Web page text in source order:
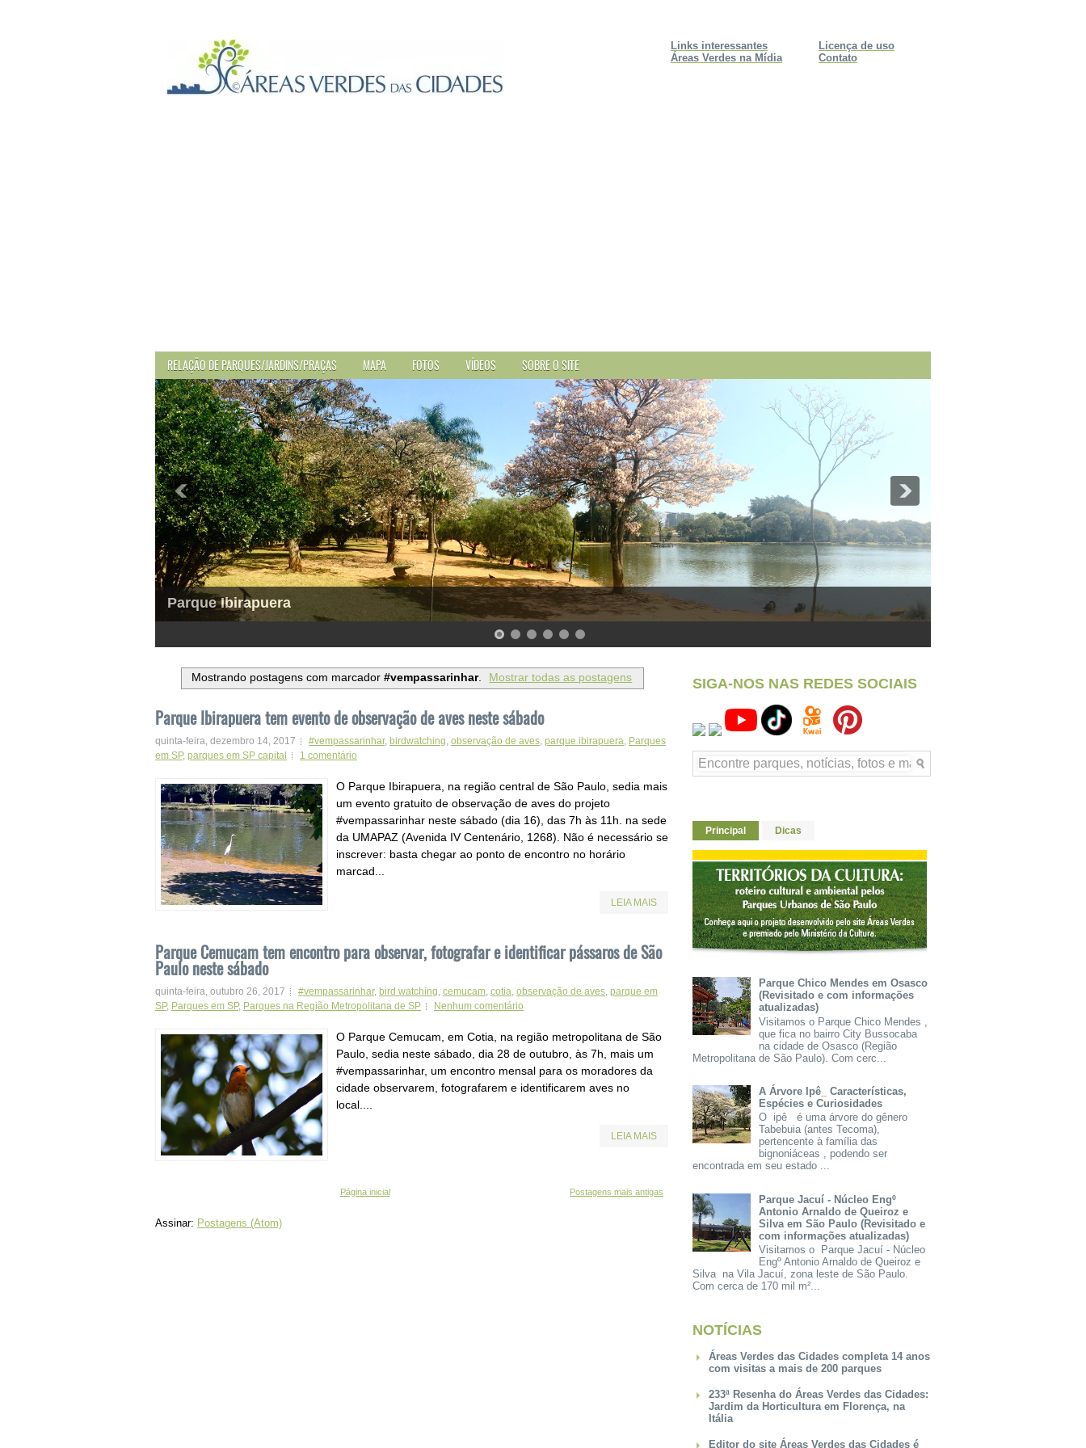
Licença de uso
Contato
Links interessantes
Áreas Verdes na Mídia
RELAÇÃO DE PARQUES/JARDINS/PRAÇAS MAPA FOTOS VÍDEOS SOBRE O SITE
Parque Ibirapuera
Mostrando postagens com marcador #vempassarinhar. Mostrar todas as postagens
Parque Ibirapuera tem evento de observação de aves neste sábado
quinta-feira, dezembro 14, 2017 #vempassarinhar, birdwatching observação de aves parque ibirapuera Parques
em SP, parques em SP capital 1 comentário
O Parque Ibirapuera, na região central de São Paulo, sedia mais
um evento gratuito de observação de aves do projeto
#vempassarinhar neste sábado (dia 16), das 7h às 11h. na sede
da UMAPAZ (Avenida IV Centenário, 1268). Não é necessário se
inscrever: basta chegar ao ponto de encontro no horário
marcad...
LEIA MAIS
Parque Cemucam tem encontro para observar, fotografar e identificar pássaros de São
Paulo neste sábado
quinta-feira, outubro 26, 2017 #vempassarinhar, bird watching cemucam cotia observação de aves parque em
SP, Parques em SP, Parques na Região Metropolitana de SP Nenhum comentário
O Parque Cemucam, em Cotia, na região metropolitana de São
Paulo, sedia neste sábado, dia 28 de outubro, às 7h, mais um
#vempassarinhar, um encontro mensal para os moradores da
cidade observarem, fotografarem e identificarem aves no
local....
LEIA MAIS
Postagens mais antigas
Página inicial
Assinar: Postagens (Atom)
SIGA-NOS NAS REDES SOCIAIS
Principal Dicas
Parque Chico Mendes em Osasco
(Revisitado e com informações
atualizadas)
Visitamos o Parque Chico Mendes ,
que fica no bairro City Bussocaba
na cidade de Osasco (Região
Metropolitana de São Paulo). Com cerc...
A Árvore Ipê_ Características,
Espécies e Curiosidades
O ipê é uma árvore do gênero
Tabebuia (antes Tecoma),
pertencente à família das
bignoniáceas , podendo ser
encontrada em seu estado ...
Parque Jacuí - Núcleo Engº
Antonio Arnaldo de Queiroz e
Silva em São Paulo (Revisitado e
com informações atualizadas)
Visitamos o Parque Jacuí - Núcleo
Engº Antonio Arnaldo de Queiroz e
Silva na Vila Jacuí, zona leste de São Paulo.
Com cerca de 170 mil m²...
NOTÍCIAS
Áreas Verdes das Cidades completa 14 anos
com visitas a mais de 200 parques
233ª Resenha do Áreas Verdes das Cidades:
Jardim da Horticultura em Florença, na
Itália
Editor do site Áreas Verdes das Cidades é